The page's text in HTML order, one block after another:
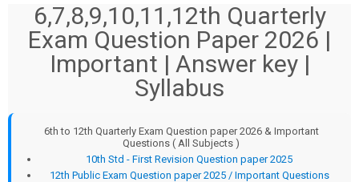
6,7,8,9,10,11,12th Quarterly
Exam Question Paper 2026 |
Important | Answer key |
Syllabus
6th to 12th Quarterly Exam Question paper 2026 & Important
Questions ( All Subjects )
10th Std - First Revision Question paper 2025
12th Public Exam Question paper 2025 / Important Questions